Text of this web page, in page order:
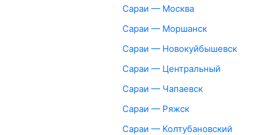
Сараи — Москва
Сараи — Моршанск
Сараи — Новокуйбышевск
Сараи — Центральный
Сараи — Чапаевск
Сараи — Ряжск
Сараи — Колтубановский